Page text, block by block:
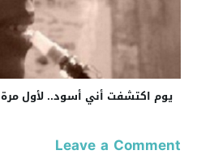
يوم اكتشفت أني أسود.. لأول مرة
Leave a Comment